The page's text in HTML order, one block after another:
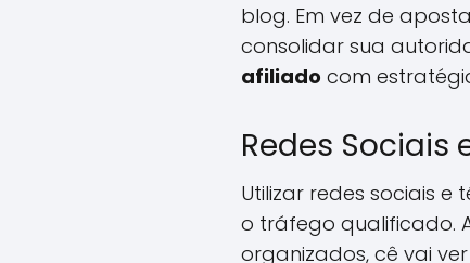
blog. Em vez de
consolidar sua
afiliado com
Redes Sociais
Utilizar redes sociais
o tráfego qualificado.
organizados, cê vai